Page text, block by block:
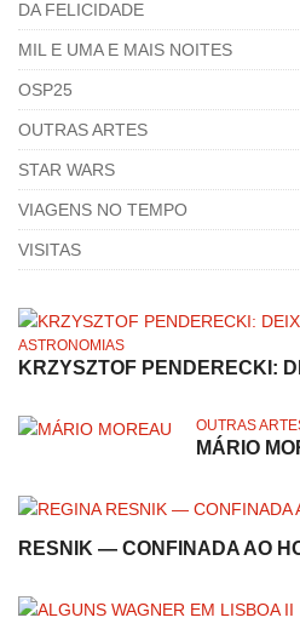
DA FELICIDADE
MIL E UMA E MAIS NOITES
OSP25
OUTRAS ARTES
STAR WARS
VIAGENS NO TEMPO
VISITAS
ASTRONOMIAS
KRZYSZTOF PENDERECKI:
OUTRAS
MÁRIO
RESNIK — CONFINADA AO